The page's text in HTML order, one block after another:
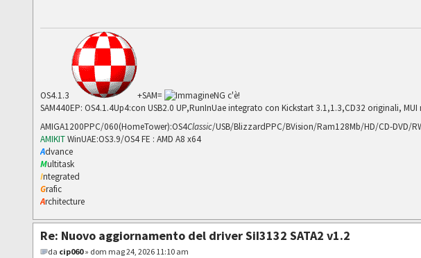
OS4.1.3 +SAM=
NG c'è!
SAM440EP: OS4.1.4Up4:con USB2.0 UP,RunInUae integrato con Kickstart 3.1,1.3,CD32 originali,
AMIGA1200PPC/060(HomeTower):OS4Classic/USB/BlizzardPPC/BVision/Ram128Mb/HD/CD-DVD/
AMIKITWinUAE:OS3.9/OS4 FE : AMD A8 x64
Advance
Multitask
Integrated
Grafic
Architecture
Re: Nuovo aggiornamento del driver SiI3132 SATA2 v1.2
da cip060» dom mag 24, 2026 11:10 am